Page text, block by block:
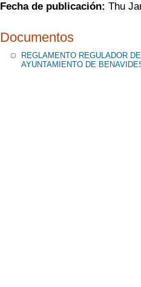
Fecha de publicación: Thu
Documentos
REGLAMENTO REGULADOR
AYUNTAMIENTO DE